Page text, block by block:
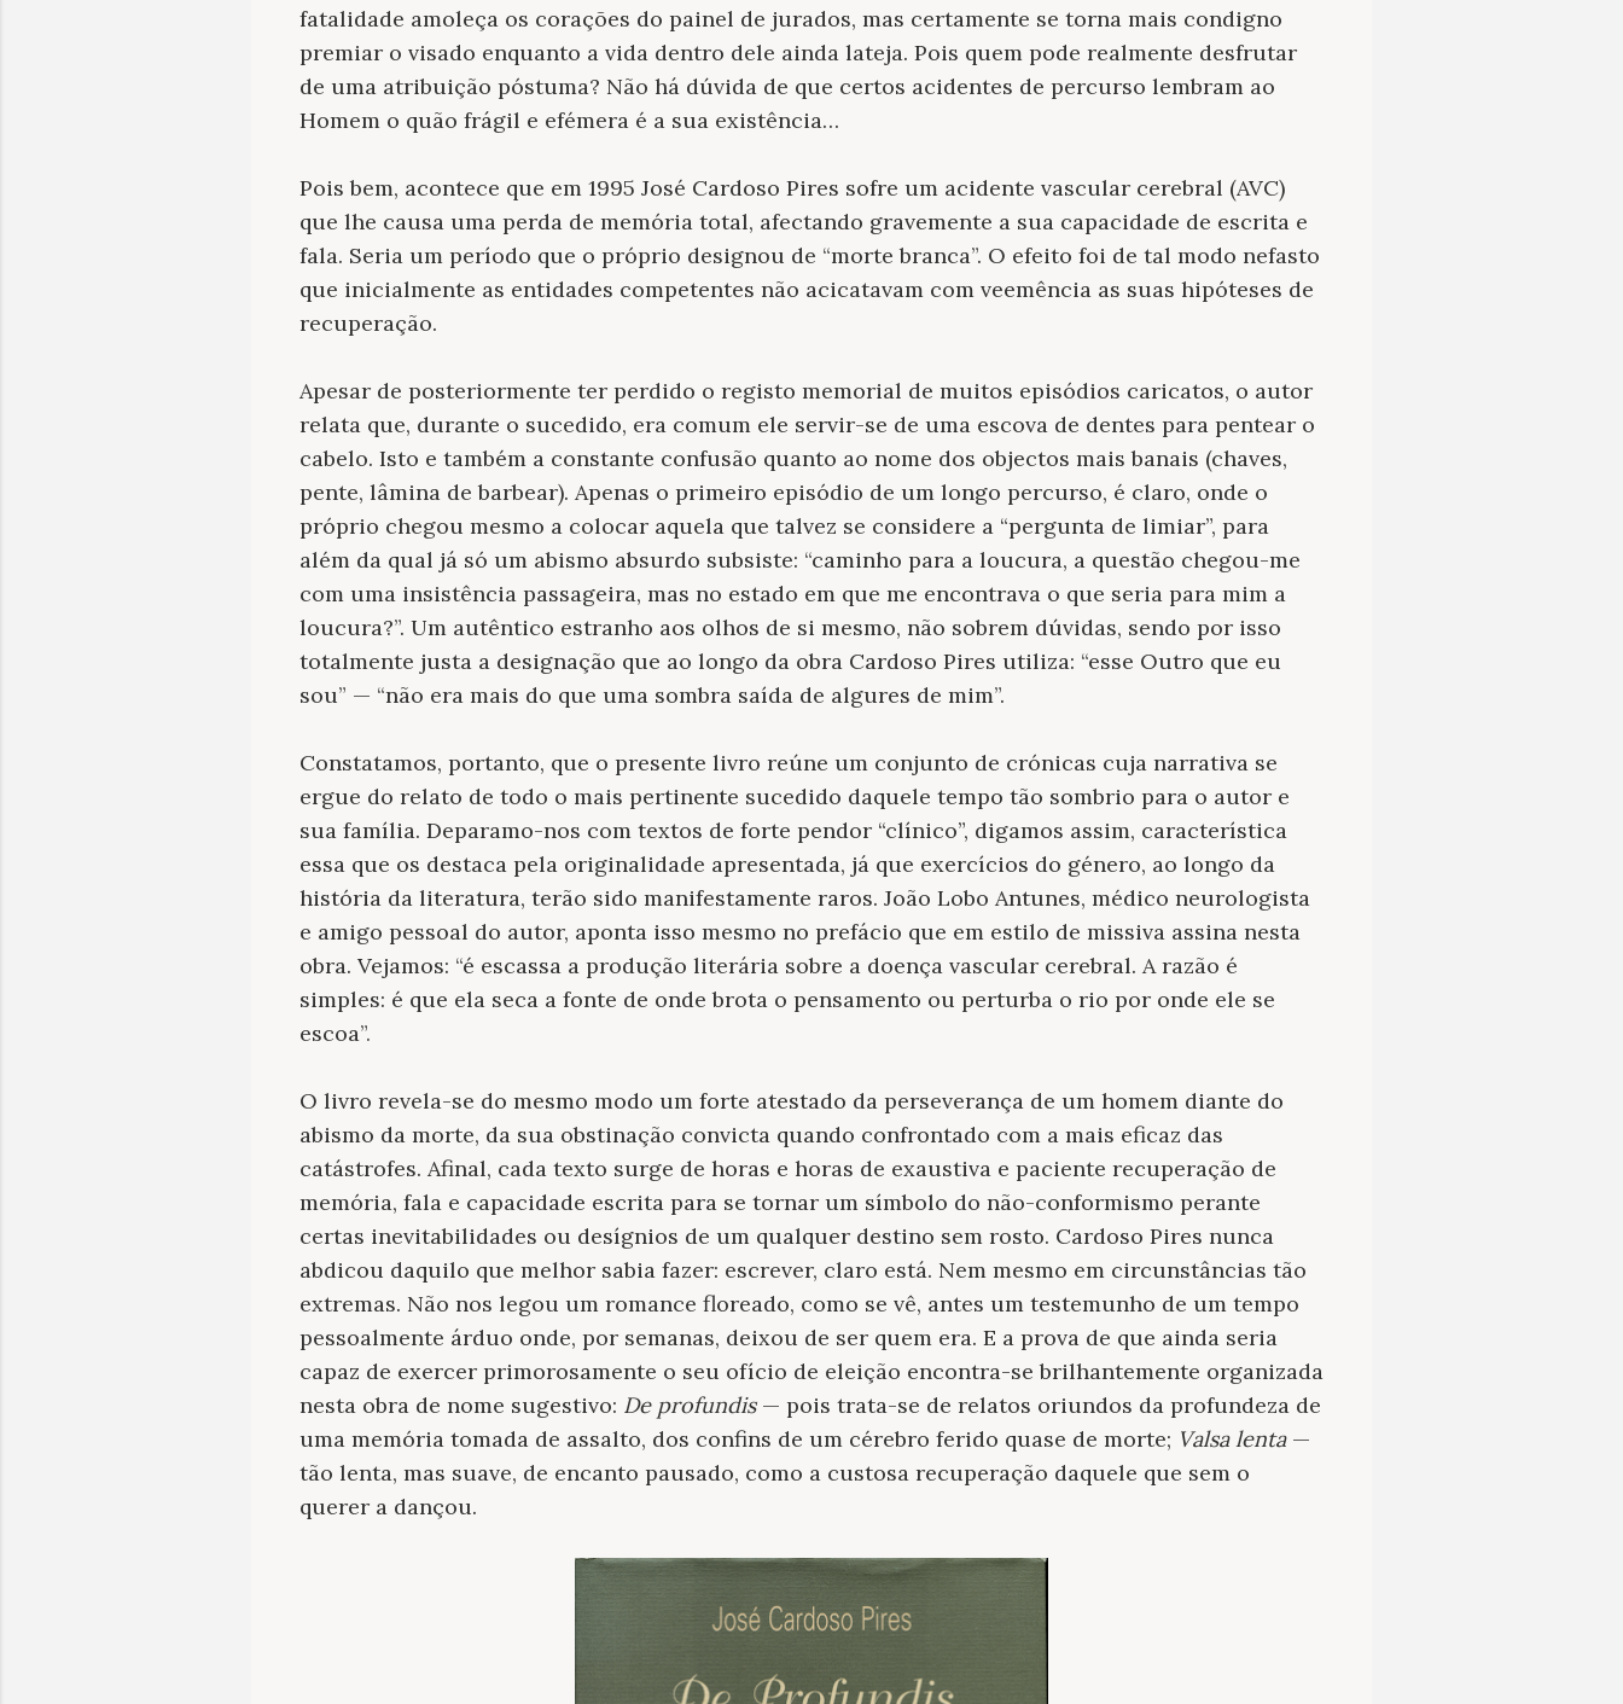
fatalidade amoleça os corações do painel de jurados, mas certamente se torna mais condigno
premiar o visado enquanto a vida dentro dele ainda lateja. Pois quem pode realmente desfrutar
de uma atribuição póstuma? Não há dúvida de que certos acidentes de percurso lembram ao
Homem o quão frágil e efémera é a sua existência…
Pois bem, acontece que em 1995 José Cardoso Pires sofre um acidente vascular cerebral (AVC)
que lhe causa uma perda de memória total, afectando gravemente a sua capacidade de escrita e
fala. Seria um período que o próprio designou de “morte branca”. O efeito foi de tal modo nefasto
que inicialmente as entidades competentes não acicatavam com veemência as suas hipóteses de
recuperação.
Apesar de posteriormente ter perdido o registo memorial de muitos episódios caricatos, o autor
relata que, durante o sucedido, era comum ele servir-se de uma escova de dentes para pentear o
cabelo. Isto e também a constante confusão quanto ao nome dos objectos mais banais (chaves,
pente, lâmina de barbear). Apenas o primeiro episódio de um longo percurso, é claro, onde o
próprio chegou mesmo a colocar aquela que talvez se considere a “pergunta de limiar”, para
além da qual já só um abismo absurdo subsiste: “caminho para a loucura, a questão chegou-me
com uma insistência passageira, mas no estado em que me encontrava o que seria para mim a
loucura?”. Um autêntico estranho aos olhos de si mesmo, não sobrem dúvidas, sendo por isso
totalmente justa a designação que ao longo da obra Cardoso Pires utiliza: “esse Outro que eu
sou” — “não era mais do que uma sombra saída de algures de mim”.
Constatamos, portanto, que o presente livro reúne um conjunto de crónicas cuja narrativa se
ergue do relato de todo o mais pertinente sucedido daquele tempo tão sombrio para o autor e
sua família. Deparamo-nos com textos de forte pendor “clínico”, digamos assim, característica
essa que os destaca pela originalidade apresentada, já que exercícios do género, ao longo da
história da literatura, terão sido manifestamente raros. João Lobo Antunes, médico neurologista
e amigo pessoal do autor, aponta isso mesmo no prefácio que em estilo de missiva assina nesta
obra. Vejamos: “é escassa a produção literária sobre a doença vascular cerebral. A razão é
simples: é que ela seca a fonte de onde brota o pensamento ou perturba o rio por onde ele se
escoa”.
O livro revela-se do mesmo modo um forte atestado da perseverança de um homem diante do
abismo da morte, da sua obstinação convicta quando confrontado com a mais eficaz das
catástrofes. Afinal, cada texto surge de horas e horas de exaustiva e paciente recuperação de
memória, fala e capacidade escrita para se tornar um símbolo do não-conformismo perante
certas inevitabilidades ou desígnios de um qualquer destino sem rosto. Cardoso Pires nunca
abdicou daquilo que melhor sabia fazer: escrever, claro está. Nem mesmo em circunstâncias tão
extremas. Não nos legou um romance floreado, como se vê, antes um testemunho de um tempo
pessoalmente árduo onde, por semanas, deixou de ser quem era. E a prova de que ainda seria
capaz de exercer primorosamente o seu ofício de eleição encontra-se brilhantemente organizada
nesta obra de nome sugestivo: De profundis— pois trata-se de relatos oriundos da profundeza de
uma memória tomada de assalto, dos confins de um cérebro ferido quase de morte; Valsa lenta—
tão lenta, mas suave, de encanto pausado, como a custosa recuperação daquele que sem o
querer a dançou.